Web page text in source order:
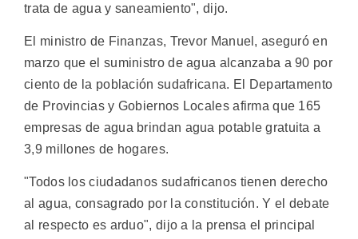
trata de agua y saneamiento", dijo.
El ministro de Finanzas, Trevor Manuel, aseguró en
marzo que el suministro de agua alcanzaba a 90 por
ciento de la población sudafricana. El Departamento
de Provincias y Gobiernos Locales afirma que 165
empresas de agua brindan agua potable gratuita a
3,9 millones de hogares.
"Todos los ciudadanos sudafricanos tienen derecho
al agua, consagrado por la constitución. Y el debate
al respecto es arduo", dijo a la prensa el principal